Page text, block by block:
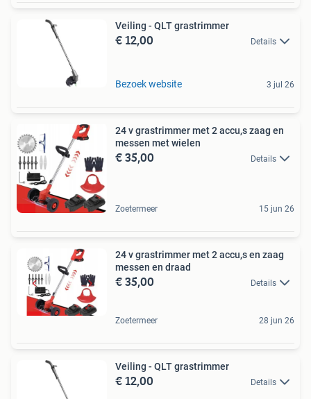
Veiling - QLT grastrimmer
€ 12,00 Details
Bezoek website 3 jul 26
24 v grastrimmer met 2 accu,s zaag en
messen met wielen
€ 35,00 Details
Zoetermeer 15 jun 26
24 v grastrimmer met 2 accu,s en zaag
messen en draad
€ 35,00 Details
Zoetermeer 28 jun 26
Veiling - QLT grastrimmer
€ 12,00 Details